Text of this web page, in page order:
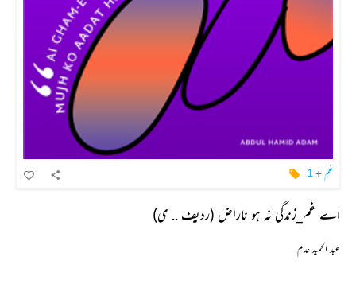
غم +
1
اے غم_زندگی نہ ہو ناراض (ردیف .. ی)
عبد الحمید عدم